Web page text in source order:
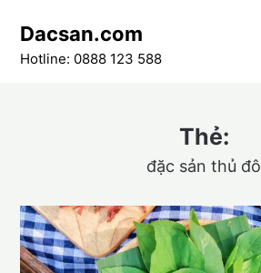
content
Dacsan.com
Hotline: 0888 123 588
Thẻ:
đặc sản thủ đô